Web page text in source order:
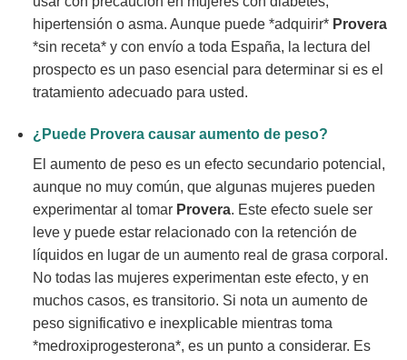
hipertensión o asma. Aunque puede *adquirir* Provera
*sin receta* y con envío a toda España, la lectura del
prospecto es un paso esencial para determinar si es el
tratamiento adecuado para usted.
¿Puede Proveracausar aumento de peso?
El aumento de peso es un efecto secundario potencial,
aunque no muy común, que algunas mujeres pueden
experimentar al tomar Provera. Este efecto suele ser
leve y puede estar relacionado con la retención de
líquidos en lugar de un aumento real de grasa corporal.
No todas las mujeres experimentan este efecto, y en
muchos casos, es transitorio. Si nota un aumento de
peso significativo e inexplicable mientras toma
*medroxiprogesterona*, es un punto a considerar. Es